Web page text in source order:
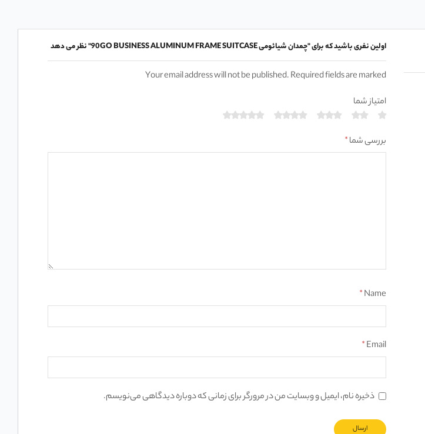
اولین نفری باشید که برای "چمدان شیائومی 90GO BUSINESS ALUMINUM FRAME SUITCASE" نظر می دهد
Your email address will not be published. Required fields are marked
امتیاز شما
بررسی شما*
Name
*
Email
*
ذخیره نام، ایمیل و وبسایت من در مرورگر برای زمانی که دوباره دیدگاهی می‌نویسم.